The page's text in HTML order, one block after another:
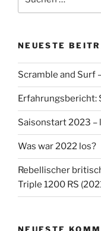
nach:
NEUESTE
Scramble and Surf
Saisonstart 2023 –
Was war 2022 los?
Rebellischer
Triple 1200 RS
NEUESTE